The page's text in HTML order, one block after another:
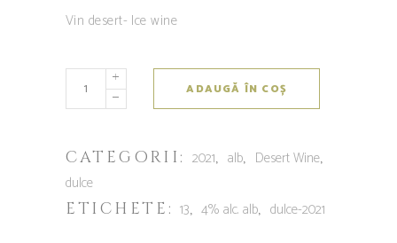
Vin desert- Ice wine
ADAUGĂ ÎN COȘ
CATEGORII: 2021, alb, Desert Wine,
dulce
ETICHETE: 13,4% alc. alb, dulce-2021